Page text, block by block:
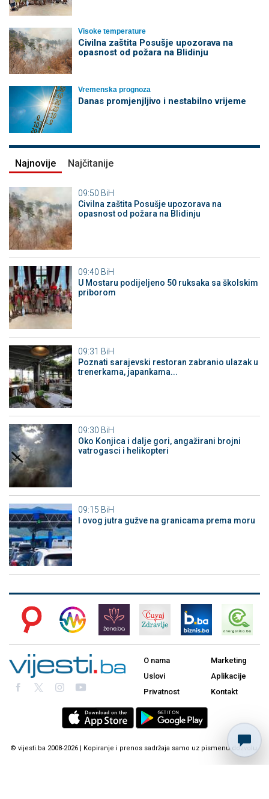
Visoke temperature
Civilna zaštita Posušje upozorava na
opasnost od požara na Blidinju
Vremenska prognoza
Danas promjenjljivo i nestabilno vrijeme
Najnovije Najčitanije
09:50 BiH
Civilna zaštita Posušje upozorava na
opasnost od požara na Blidinju
09:40 BiH
U Mostaru podijeljeno 50 ruksaka sa školskim
priborom
09:31 BiH
Poznati sarajevski restoran zabranio ulazak u
trenerkama, japankama...
09:30 BiH
Oko Konjica i dalje gori, angažirani brojni
vatrogasci i helikopteri
09:15 BiH
I ovog jutra gužve na granicama prema moru
O nama
Uslovi
Privatnost
Marketing
Aplikacije
Kontakt
© vijesti.ba 2008-2026 | Kopiranje i prenos sadržaja samo uz pismenu dozvolu.